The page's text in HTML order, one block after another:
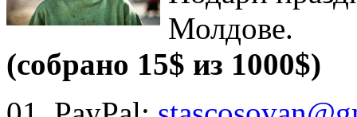
Молдове.
(собрано 15$ из 1000$)